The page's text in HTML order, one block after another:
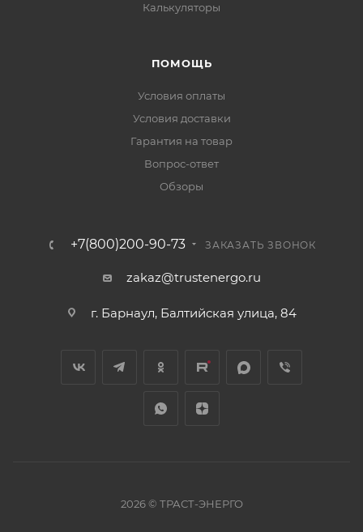
Калькуляторы
ПОМОЩЬ
Условия оплаты
Условия доставки
Гарантия на товар
Вопрос-ответ
Обзоры
+7(800)200-90-73 ЗАКАЗАТЬ ЗВОНОК
zakaz@trustenergo.ru
г. Барнаул, Балтийская улица, 84
2026 © ТРАСТ-ЭНЕРГО